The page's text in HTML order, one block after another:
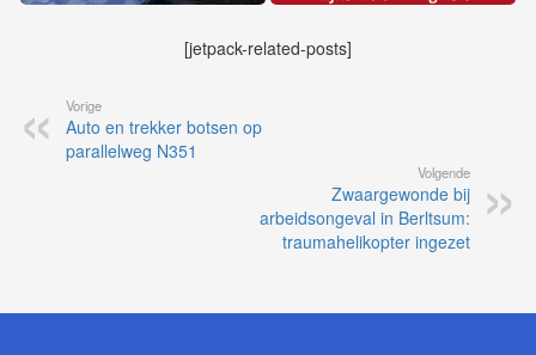
[jetpack-related-posts]
Vorige
Auto en trekker botsen op
parallelweg N351
Volgende
Zwaargewonde bij
arbeidsongeval in Berltsum:
traumahelikopter ingezet